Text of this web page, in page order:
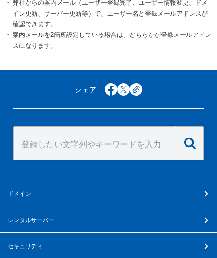
弊社からの案内メール（ユーザー登録完了、ユーザー情報変更、ドメ
イン更新、サーバー更新等）で、ユーザー名と登録メールアドレスが
確認できます。
案内メールを2箇所設定している場合は、どちらかが登録メールアドレ
スになります。
シェア facebook
x copy
ドメイン
レンタルサーバー
セキュリティ